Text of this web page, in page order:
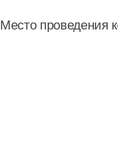
Место проведения